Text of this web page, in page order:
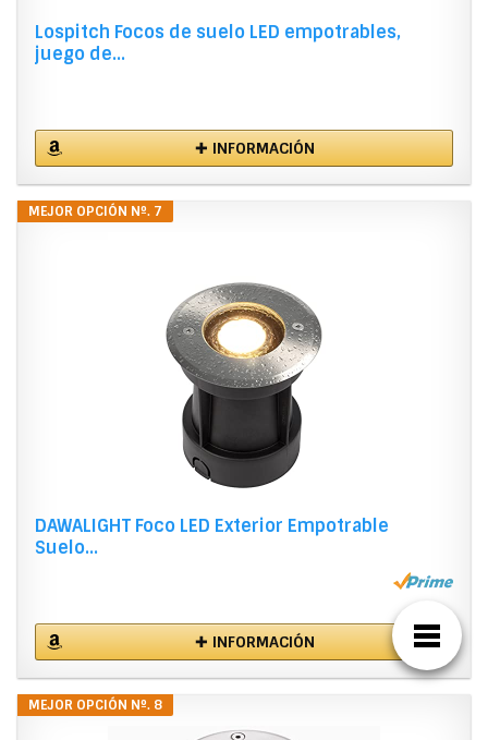
Lospitch Focos de suelo LED empotrables,
juego de...
✚ INFORMACIÓN
MEJOR OPCIÓN Nº. 7
DAWALIGHT Foco LED Exterior Empotrable
Suelo...
✚ INFORMACIÓN
MEJOR OPCIÓN Nº. 8